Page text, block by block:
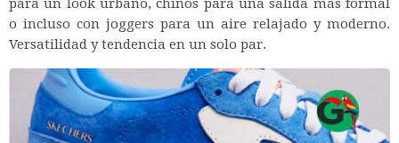
para un look urbano, chinos para una salida más formal
o incluso con joggers para un aire relajado y moderno.
Versatilidad y tendencia en un solo par.